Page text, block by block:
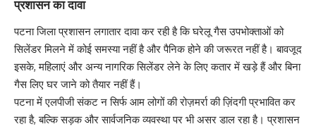
प्रशासन का दावा
पटना जिला प्रशासन लगातार दावा कर रही है कि घरेलू गैस उपभोक्ताओं को
सिलेंडर मिलने में कोई समस्या नहीं है और पैनिक होने की जरूरत नहीं है। बावजूद
इसके, महिलाएं और अन्य नागरिक सिलेंडर लेने के लिए कतार में खड़े हैं और बिना
गैस लिए घर जाने को तैयार नहीं हैं।
पटना में एलपीजी संकट न सिर्फ आम लोगों की रोज़मर्रा की ज़िंदगी प्रभावित कर
रहा है, बल्कि सड़क और सार्वजनिक व्यवस्था पर भी असर डाल रहा है। प्रशासन